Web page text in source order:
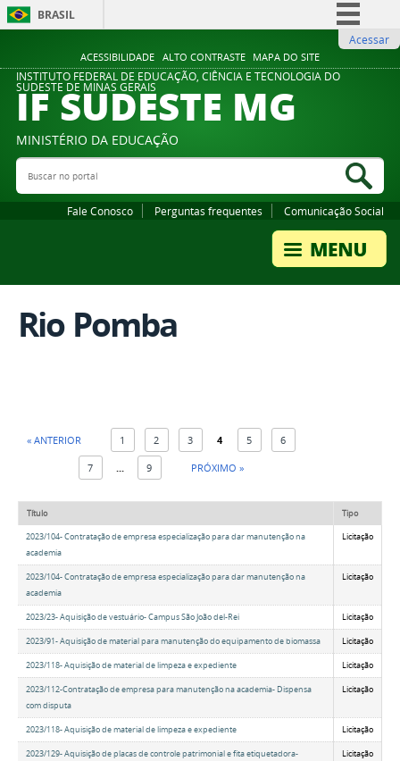
ACESSIBILIDADE ALTO CONTRASTE MAPA DO SITE
BRASIL
Comunica BR
Participe
Legislação
Acessar
INSTITUTO FEDERAL DE EDUCAÇÃO, CIÊNCIA E TECNOLOGIA DO
SUDESTE DE MINAS GERAIS
IF SUDESTE MG
MINISTÉRIO DA EDUCAÇÃO
Buscar no portal
Fale Conosco Perguntas frequentes Comunicação Social
Rio Pomba
« ANTERIOR 1 2 3 4 5 6
7 ... 9 PRÓXIMO »
Título Tipo
2023/104- Contratação de empresa especialização para dar manutenção na
academia
Licitação
2023/104- Contratação de empresa especialização para dar manutenção na
academia
Licitação
2023/23- Aquisição de vestuário- Campus São João del-Rei Licitação
2023/91- Aquisição de material para manutenção do equipamento de biomassa Licitação
2023/118- Aquisição de material de limpeza e expediente Licitação
2023/112-Contratação de empresa para manutenção na academia- Dispensa
com disputa
Licitação
2023/118- Aquisição de material de limpeza e expediente Licitação
2023/129- Aquisição de placas de controle patrimonial e fita etiquetadora-
Licitação